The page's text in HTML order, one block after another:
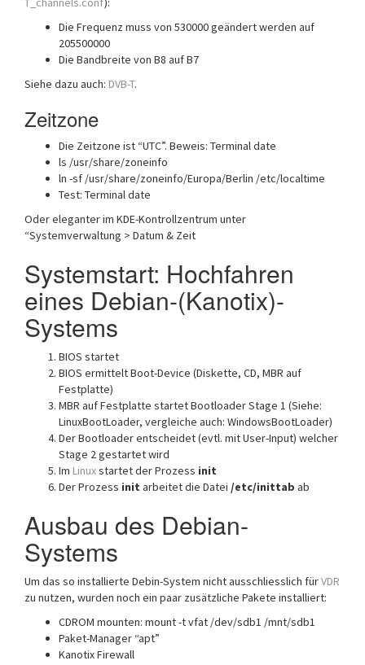
Die Frequenz muss von 530000 geändert werden auf
205500000
Die Bandbreite von B8 auf B7
Siehe dazu auch: DVB-T.
Zeitzone
Die Zeitzone ist “UTC”. Beweis: Terminal date
ls /usr/share/zoneinfo
ln -sf /usr/share/zoneinfo/Europa/Berlin /etc/localtime
Test: Terminal date
Oder eleganter im KDE-Kontrollzentrum unter
“Systemverwaltung > Datum & Zeit
Systemstart: Hochfahren
eines Debian-(Kanotix)-
Systems
BIOS startet
BIOS ermittelt Boot-Device (Diskette, CD, MBR auf
Festplatte)
MBR auf Festplatte startet Bootloader Stage 1 (Siehe:
LinuxBootLoader, vergleiche auch: WindowsBootLoader)
Der Bootloader entscheidet (evtl. mit User-Input) welcher
Stage 2 gestartet wird
Im Linuxstartet der Prozess init
Der Prozess init arbeitet die Datei /etc/inittab ab
Ausbau des Debian-
Systems
Um das so installierte Debin-System nicht ausschliesslich fürVDR
zu nutzen, wurden noch ein paar zusätzliche Pakete installiert:
CDROM mounten: mount -t vfat /dev/sdb1 /mnt/sdb1
Paket-Manager “apt”
Kanotix Firewall